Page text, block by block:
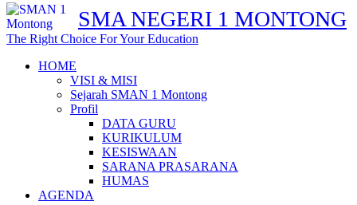
SMA NEGERI 1 MONTONG
The Right Choice For Your Education
HOME
VISI & MISI
Sejarah SMAN 1 Montong
Profil
DATA GURU
KURIKULUM
KESISWAAN
SARANA PRASARANA
HUMAS
AGENDA